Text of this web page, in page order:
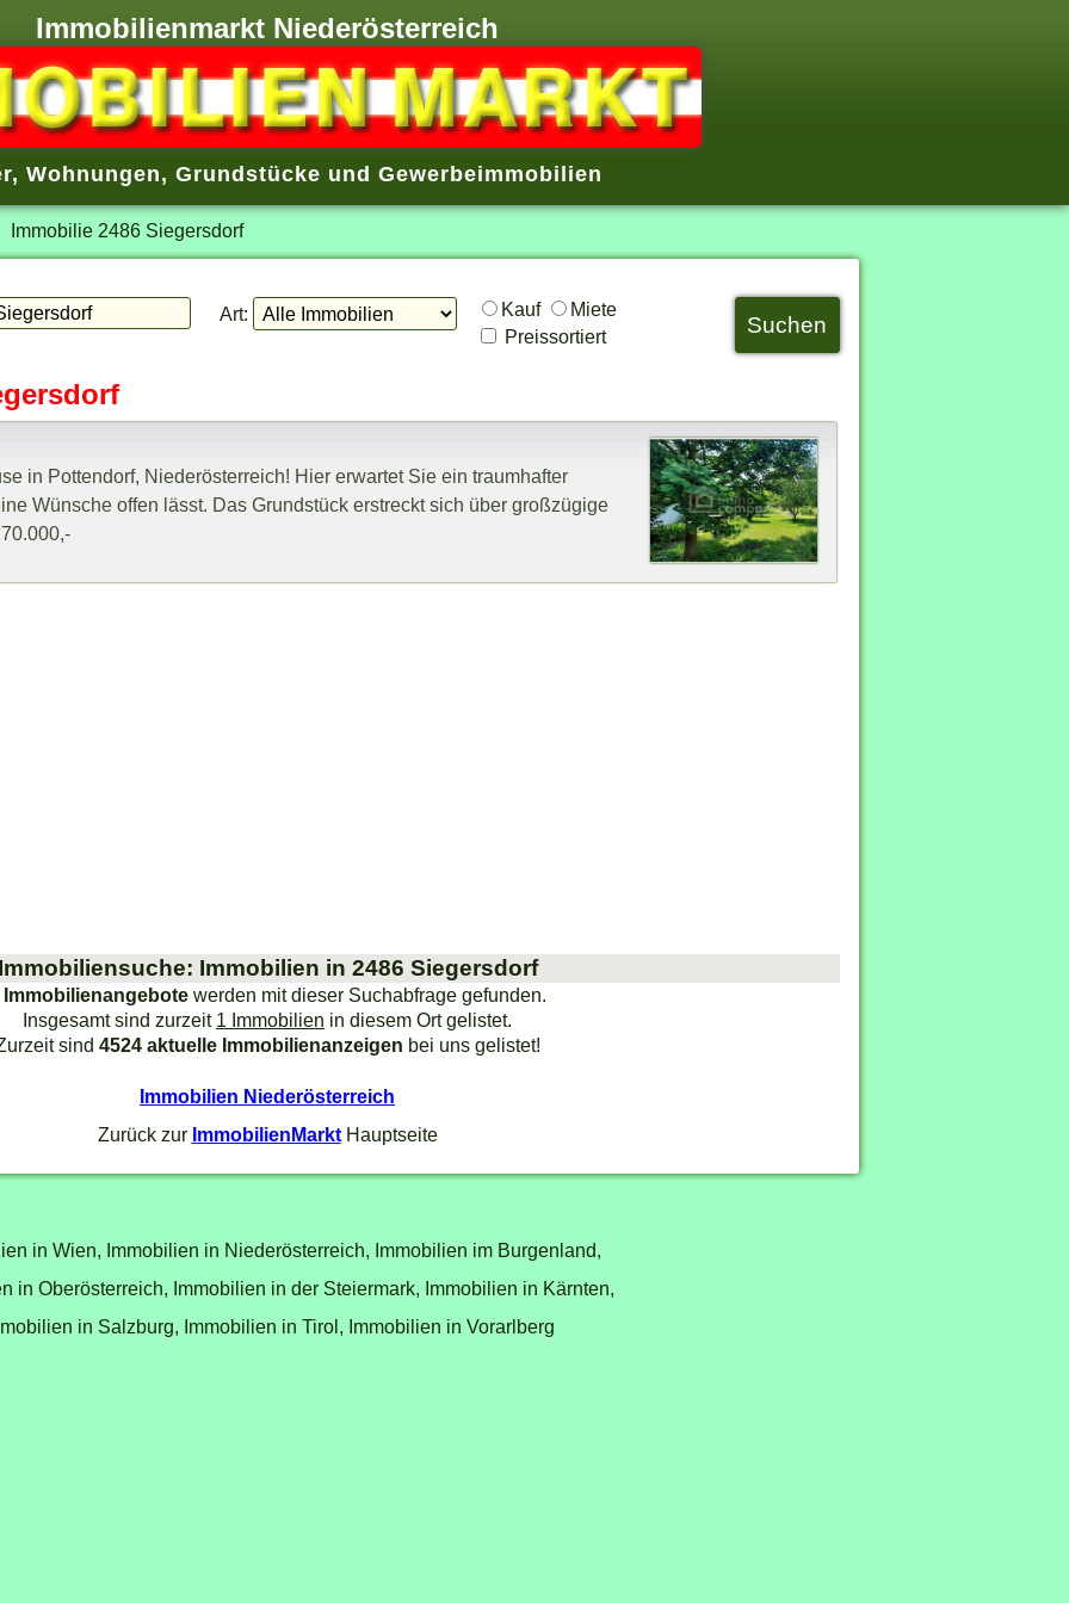
Immobilienmarkt Niederösterreich
, Wohnungen, Grundstücke und Gewerbeimmobilien
Immobilie 2486 Siegersdorf
Art: Kauf
Miete
Preissortiert
in Pottendorf, Niederösterreich! Hier erwartet Sie ein traumhafter
Wünsche offen lässt. Das Grundstück erstreckt sich über großzügige
Immobilien in 2486 Siegersdorf
Immobilienangebote werden mit dieser Suchabfrage gefunden.
Insgesamt sind zurzeit 1 Immobilien in diesem Ort gelistet.
sind 4524 aktuelle Immobilienanzeigen bei uns gelistet!
Immobilien Niederösterreich
Zurück zur ImmobilienMarktHauptseite
in Wien, Immobilien in Niederösterreich, Immobilien im Burgenland,
in Oberösterreich, Immobilien in der Steiermark, Immobilien in Kärnten,
in Salzburg, Immobilien in Tirol, Immobilien in Vorarlberg